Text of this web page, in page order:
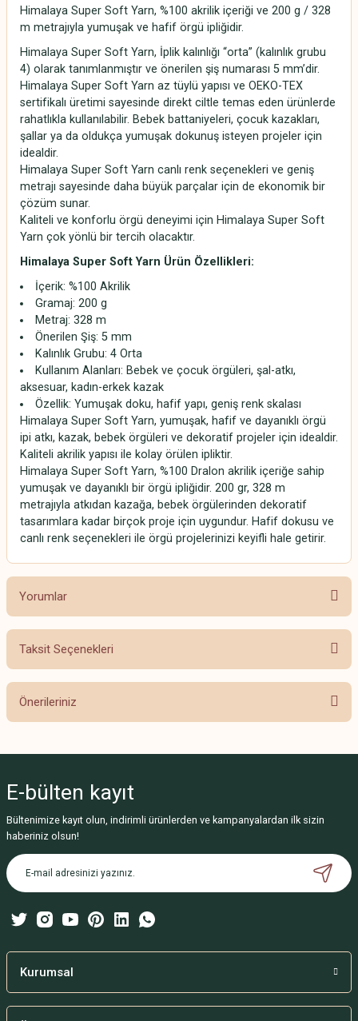
Himalaya Super Soft Yarn, %100 akrilik içeriği ve 200 g / 328
m metrajıyla yumuşak ve hafif örgü ipliğidir.
Himalaya Super Soft Yarn, İplik kalınlığı “orta” (kalınlık grubu
4) olarak tanımlanmıştır ve önerilen şiş numarası 5 mm’dir.
Himalaya Super Soft Yarn az tüylü yapısı ve OEKO-TEX
sertifikalı üretimi sayesinde direkt ciltle temas eden ürünlerde
rahatlıkla kullanılabilir. Bebek battaniyeleri, çocuk kazakları,
şallar ya da oldukça yumuşak dokunuş isteyen projeler için
idealdir.
Himalaya Super Soft Yarn canlı renk seçenekleri ve geniş
metrajı sayesinde daha büyük parçalar için de ekonomik bir
çözüm sunar.
Kaliteli ve konforlu örgü deneyimi için Himalaya Super Soft
Yarn çok yönlü bir tercih olacaktır.
Himalaya Super Soft Yarn Ürün Özellikleri:
İçerik: %100 Akrilik
Gramaj: 200 g
Metraj: 328 m
Önerilen Şiş: 5 mm
Kalınlık Grubu: 4 Orta
Kullanım Alanları: Bebek ve çocuk örgüleri, şal-atkı,
aksesuar, kadın-erkek kazak
Özellik: Yumuşak doku, hafif yapı, geniş renk skalası
Himalaya Super Soft Yarn, yumuşak, hafif ve dayanıklı örgü
ipi atkı, kazak, bebek örgüleri ve dekoratif projeler için idealdir.
Kaliteli akrilik yapısı ile kolay örülen ipliktir.
Himalaya Super Soft Yarn, %100 Dralon akrilik içeriğe sahip
yumuşak ve dayanıklı bir örgü ipliğidir. 200 gr, 328 m
metrajıyla atkıdan kazağa, bebek örgülerinden dekoratif
tasarımlara kadar birçok proje için uygundur. Hafif dokusu ve
canlı renk seçenekleri ile örgü projelerinizi keyifli hale getirir.
Yorumlar
Taksit Seçenekleri
Önerileriniz
Görüş ve önerileriniz için teşekkür ederiz.
Ürün resmi kalitesiz, bozuk veya görüntülenemiyor.
Ürün açıklamasında eksik bilgiler bulunuyor.
Ürün bilgilerinde hatalar bulunuyor.
Bu ürüne benzer farklı alternatifler olmalı.
E-bülten kayıt
Bültenimize kayıt olun, indirimli ürünlerden ve kampanyalardan ilk sizin
haberiniz olsun!
Kurumsal